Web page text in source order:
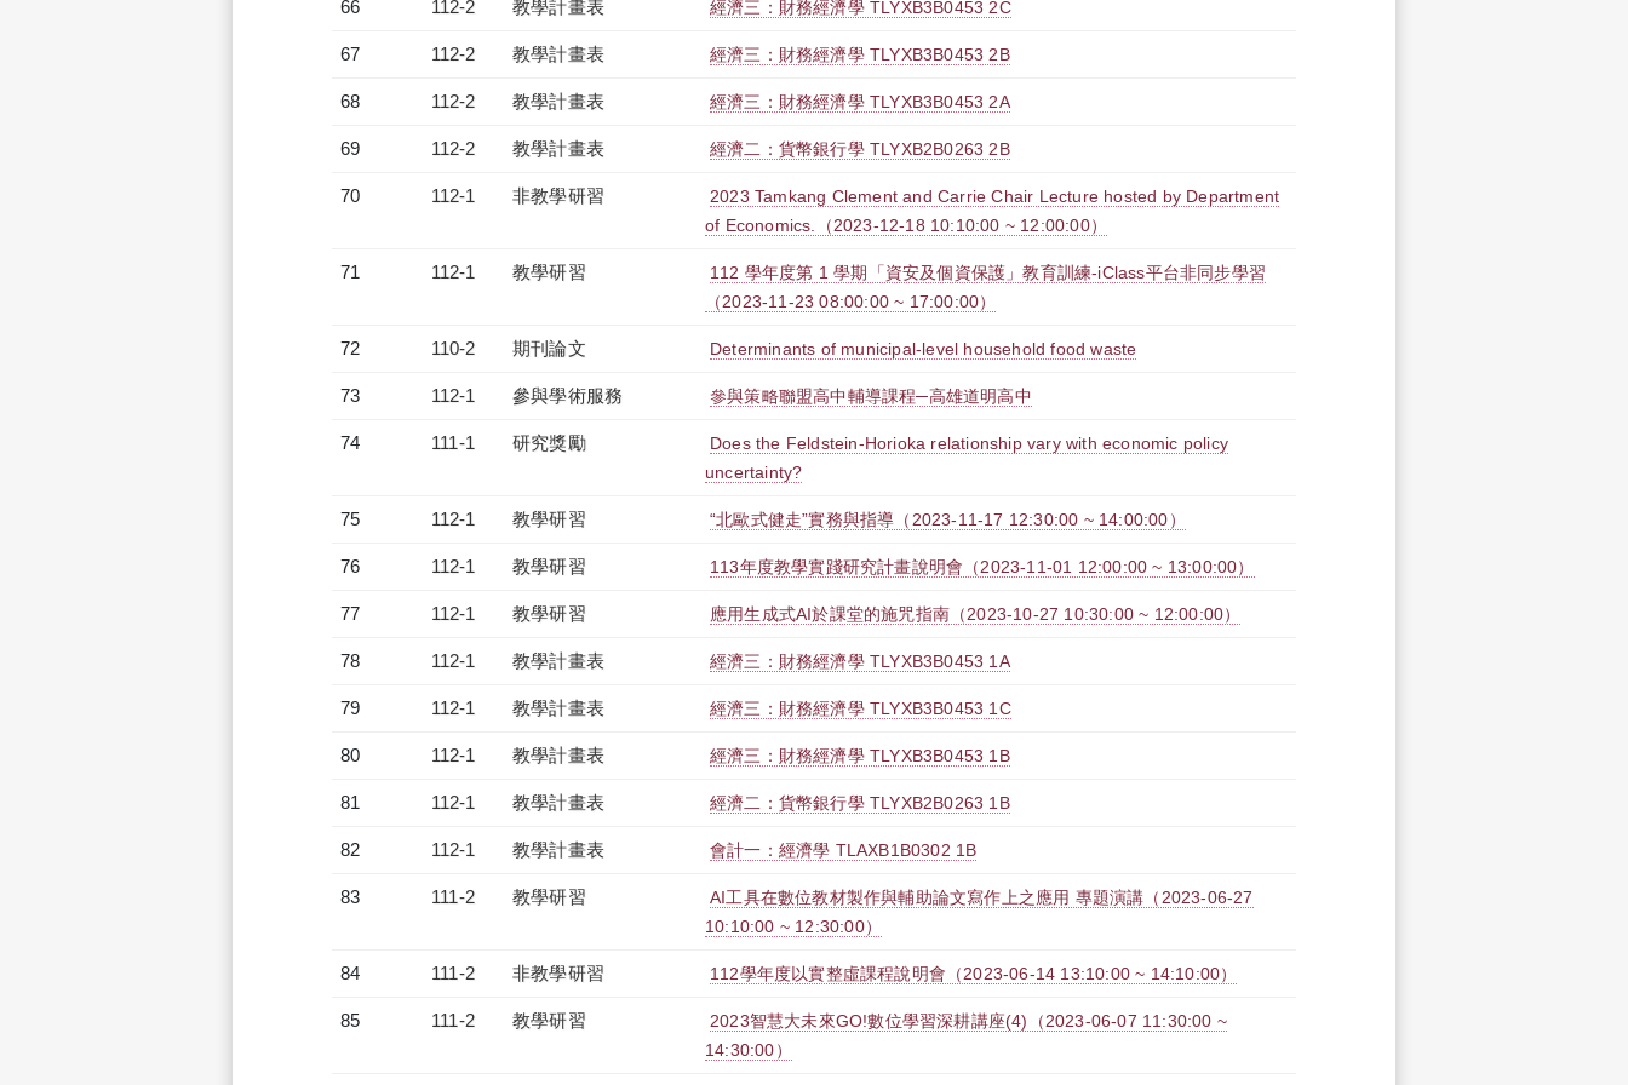
66 112-2 教學計畫表 經濟三：財務經濟學 TLYXB3B0453 2C
67 112-2 教學計畫表 經濟三：財務經濟學 TLYXB3B0453 2B
68 112-2 教學計畫表 經濟三：財務經濟學 TLYXB3B0453 2A
69 112-2 教學計畫表 經濟二：貨幣銀行學 TLYXB2B0263 2B
70 112-1 非教學研習
2023 Tamkang Clement and Carrie Chair Lecture hosted by Department
of Economics.（2023-12-18 10:10:00 ~ 12:00:00）
71 112-1 教學研習
112 學年度第 1 學期「資安及個資保護」教育訓練-iClass平台非同步學習
（2023-11-23 08:00:00 ~ 17:00:00）
72 110-2 期刊論文 Determinants of municipal-level household food waste
73 112-1 參與學術服務 參與策略聯盟高中輔導課程─高雄道明高中
74 111-1 研究獎勵
Does the Feldstein-Horioka relationship vary with economic policy
uncertainty?
75 112-1 教學研習 “北歐式健走”實務與指導（2023-11-17 12:30:00 ~ 14:00:00）
76 112-1 教學研習 113年度教學實踐研究計畫說明會（2023-11-01 12:00:00 ~ 13:00:00）
77 112-1 教學研習 應用生成式AI於課堂的施咒指南（2023-10-27 10:30:00 ~ 12:00:00）
78 112-1 教學計畫表 經濟三：財務經濟學 TLYXB3B0453 1A
79 112-1 教學計畫表 經濟三：財務經濟學 TLYXB3B0453 1C
80 112-1 教學計畫表 經濟三：財務經濟學 TLYXB3B0453 1B
81 112-1 教學計畫表 經濟二：貨幣銀行學 TLYXB2B0263 1B
82 112-1 教學計畫表 會計一：經濟學 TLAXB1B0302 1B
83 111-2 教學研習
AI工具在數位教材製作與輔助論文寫作上之應用 專題演講（2023-06-27
10:10:00 ~ 12:30:00）
84 111-2 非教學研習 112學年度以實整虛課程說明會（2023-06-14 13:10:00 ~ 14:10:00）
85 111-2 教學研習
2023智慧大未來GO!數位學習深耕講座(4)（2023-06-07 11:30:00 ~
14:30:00）